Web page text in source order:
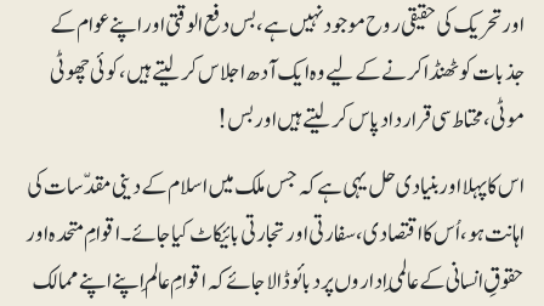
اور تحریک کی حقیقی روح موجود نہیں ہے، بس دفع الوقتی اور اپنے عوام کے
جذبات کو ٹھنڈا کرنے کے لیے وہ ایک آدھ اجلاس کرلیتے ہیں، کوئی چھوٹی
موٹی، محتاط سی قرار داد پاس کرلیتے ہیں اور بس!
اس کا پہلا اور بنیادی حل یہی ہے کہ جس ملک میں اسلام کے دینی مقدّسات کی
اہانت ہو، اُس کا اقتصادی ، سفارتی اورتجارتی بائیکاٹ کیا جائے۔ اقوامِ متحدہ اور
حقوقِ انسانی کے عالَمی اداروں پر دبائو ڈالا جائے کہ اقوامِ عالَم اپنے اپنے ممالک